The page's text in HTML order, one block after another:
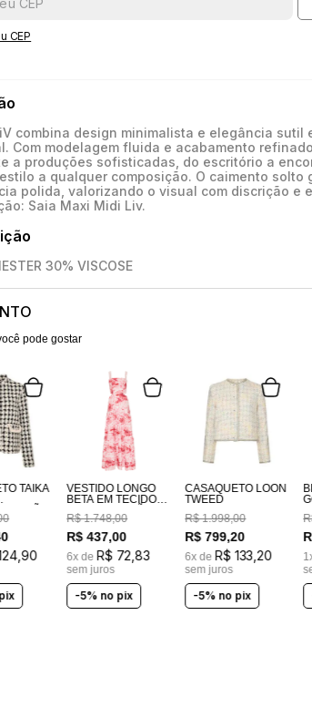
CEP
combina design minimalista e elegância sutil
Com modelagem fluida e acabamento
a produções sofisticadas, do escritório a
a qualquer composição. O caimento solto
polida, valorizando o visual com discrição e
Saia Maxi Midi Liv.
30% VISCOSE
pode gostar
TAIKA
A MÃO
,90
VESTIDO LONGO
BETA EM TECIDO
100% ALGODÃO
ESTAMPADO
COSTAS EM
LASTEX
R$ 1.748,00
R$ 437,00
6x de R$ 72 ,83
sem juros
-5% no pix
CASAQUETO LOON
TWEED
R$ 1.998,00
R$ 799,20
6x de R$ 133 20
sem juros
-5% no pix
1